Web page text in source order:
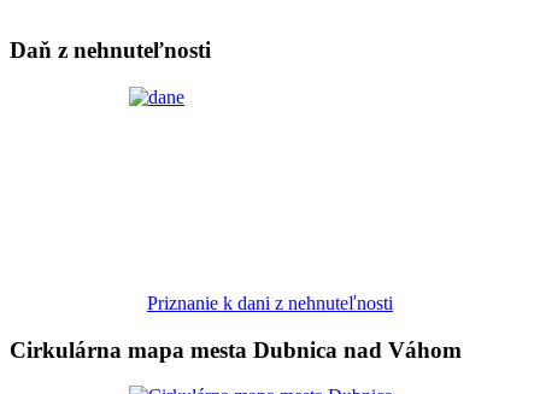
Daň z nehnuteľnosti
Priznanie k dani z nehnuteľnosti
Cirkulárna mapa mesta Dubnica nad Váhom